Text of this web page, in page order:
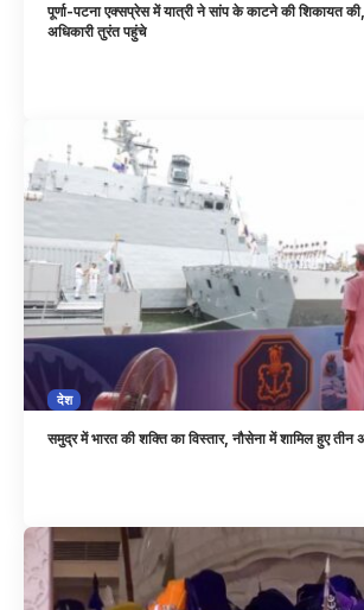
पूर्णा-पटना एक्सप्रेस में यात्री ने सांप के काटने की शिकायत
अधिकारी तुरंत पहुंचे
देश
समुद्र में भारत की शक्ति का विस्तार, नौसेना में शामिल हुए तीन